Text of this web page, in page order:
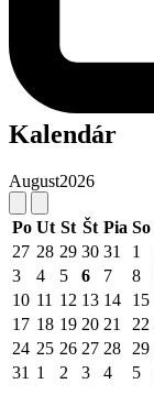
Kalendár
August2026
Po Ut St Št Pia So
27 28 29 30 31 1
3
4 5 6 7 8
10 11 12 13 14 15
17 18 19 20 21 22
24 25 26 27 28 29
31 1 2 3 4 5